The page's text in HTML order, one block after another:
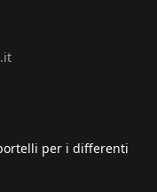
per i differenti